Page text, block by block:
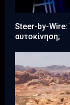
Steer-by-Wire:
αυτοκίνηση;